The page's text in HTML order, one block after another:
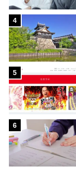
4
5
6